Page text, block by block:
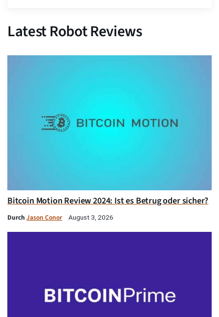
Latest Robot Reviews
Bitcoin Motion Review 2024: Ist es Betrug oder sicher?
Durch Jason Conor August 3, 2026